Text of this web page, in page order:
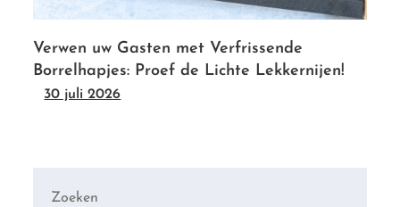
Verwen uw Gasten met Verfrissende
Borrelhapjes: Proef de Lichte Lekkernijen!
30 juli 2026
Zoeken